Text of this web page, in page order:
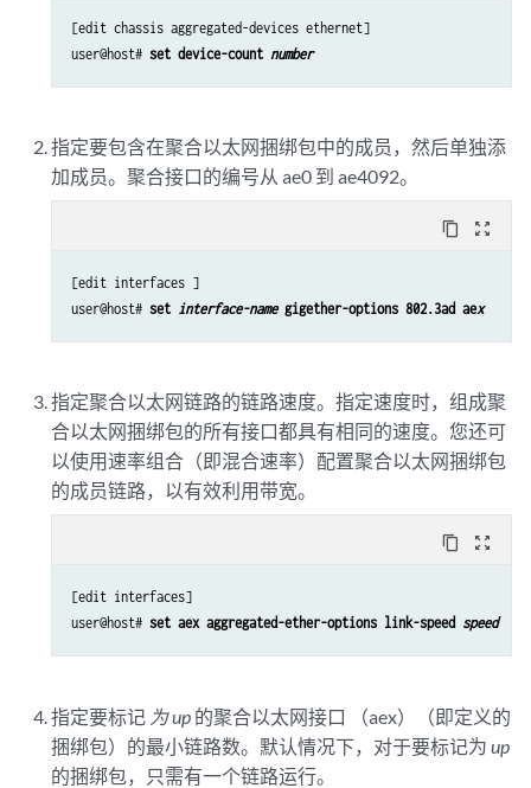
[edit chassis aggregated-devices ethernet]
user@host# set device-count number
指定要包含在聚合以太网捆绑包中的成员，然后单独添
加成员。聚合接口的编号从 ae0 到 ae4092。
content_copy zoom_out_map
[edit interfaces ]
user@host# set interface-name gigether-options 802.3ad aex
指定聚合以太网链路的链路速度。指定速度时，组成聚
合以太网捆绑包的所有接口都具有相同的速度。您还可
以使用速率组合（即混合速率）配置聚合以太网捆绑包
的成员链路，以有效利用带宽。
content_copy zoom_out_map
[edit interfaces]
user@host# set aex aggregated-ether-options link-speed speed
指定要标记 为 up 的聚合以太网接口 （aex）（即定义的
捆绑包）的最小链路数。默认情况下，对于要标记为up
的捆绑包，只需有一个链路运行。